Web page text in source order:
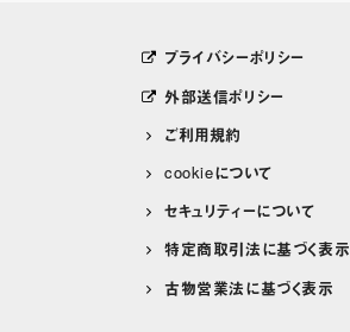
プライバシーポリシー
外部送信ポリシー
ご利用規約
cookieについて
セキュリティーについて
特定商取引法に基づく表示
古物営業法に基づく表示